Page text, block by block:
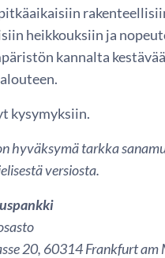
heikkouksiin ja
kannalta
kysymyksiin.
hyväksymä tarkka
versiosta.
20, 60314 Frankfurt am